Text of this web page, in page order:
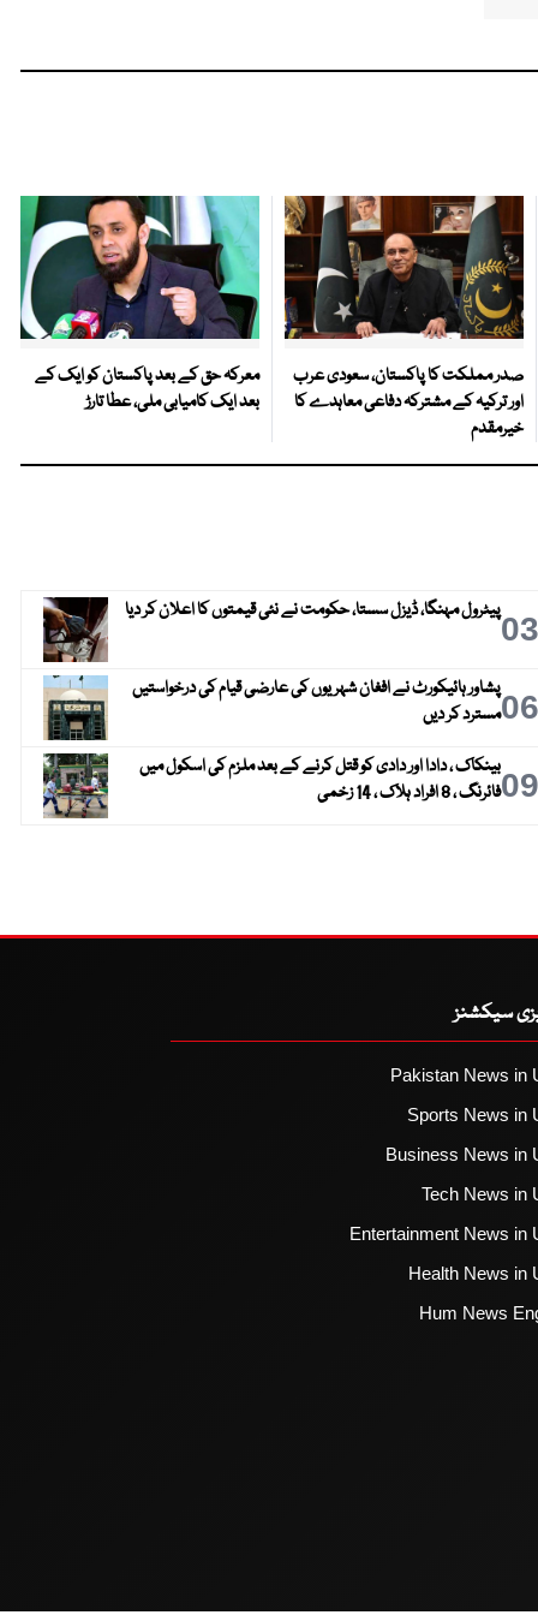
صدر مملکت کا پاکستان، سعودی عرب
اور ترکیہ کے مشترکہ دفاعی معاہدے کا
خیرمقدم
معرکہ حق کے بعد پاکستان کو ایک کے
بعد ایک کامیابی ملی، عطا تارڑ
03پیٹرول مہنگا، ڈیزل سستا، حکومت نے نئی قیمتوں کا اعلان کر دیا
06پشاور ہائیکورٹ نے افغان شہریوں کی عارضی قیام کی درخواستیں
مسترد کر دیں
09بینکاک ، دادا اور دادی کو قتل کرنے کے بعد ملزم کی اسکول میں
فائرنگ ، 8 افراد ہلاک ، 14 زخمی
سیکشنز
Pakistan News in
Sports News in
Business News in
Tech News in
Entertainment News in
Health News in
Hum News